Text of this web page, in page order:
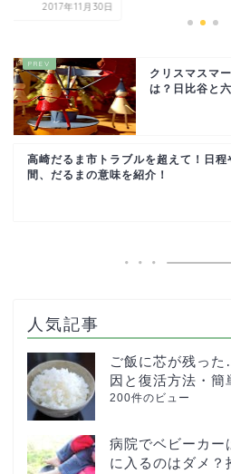
2017年11月30日
クリスマスマ
は？日比谷と
高崎だるま市トラブルを超えて！日程
間、だるまの意味を紹介！
人気記事
ご飯に芯が残っ
因と復活方法・簡
200件のビュー
病院でベビーカー
に入るのはダメ？